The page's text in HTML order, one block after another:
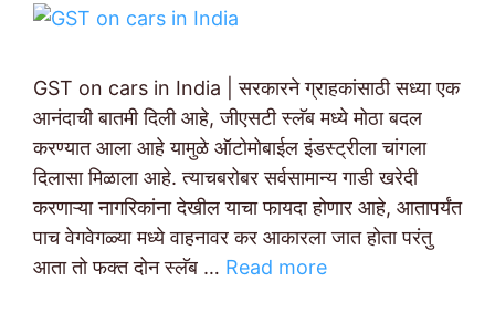
GST on cars in India | सरकारने ग्राहकांसाठी सध्या एक
आनंदाची बातमी दिली आहे, जीएसटी स्लॅब मध्ये मोठा बदल
करण्यात आला आहे यामुळे ऑटोमोबाईल इंडस्ट्रीला चांगला
दिलासा मिळाला आहे. त्याचबरोबर सर्वसामान्य गाडी खरेदी
करणाऱ्या नागरिकांना देखील याचा फायदा होणार आहे, आतापर्यंत
पाच वेगवेगळ्या मध्ये वाहनावर कर आकारला जात होता परंतु
आता तो फक्त दोन स्लॅब … Read more